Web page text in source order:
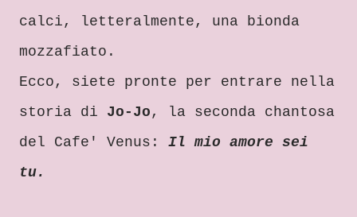
calci, letteralmente , una bionda
mozzafiato.
Ecco, siete pronte per entrare nella
storia di Jo-Jo , la seconda chantosa
del Cafe' Venus : Il mio amore sei
tu.